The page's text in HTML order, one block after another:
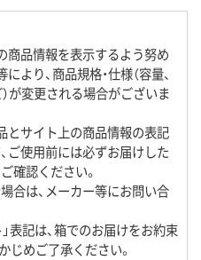
商品情報を表示するよう努め
より、商品規格・仕様（容量、
が変更される場合がございま
とサイト上の商品情報の表記
ご使用前には必ずお届けした
確認ください。
合は、メーカー等にお問い合
表記は、箱でのお届けをお約束
じめご了承ください。